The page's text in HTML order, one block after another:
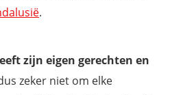
.
zijn eigen gerechten en
zeker niet om elke